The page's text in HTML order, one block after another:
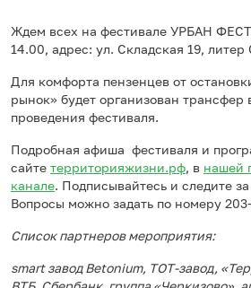
Ждем всех на фестивале УРБАН
14.00, адрес: ул. Складская 19, литер
Для комфорта пензенцев от
рынок» будет организован трансфер
проведения фестиваля.
Подробная афиша фестиваля и
сайте территорияжизни.рф, в нашей
канале. Подписывайтесь и следите
Вопросы можно задать по номеру
Список партнеров мероприятия:
smart завод Betonium, ТОТ-завод,